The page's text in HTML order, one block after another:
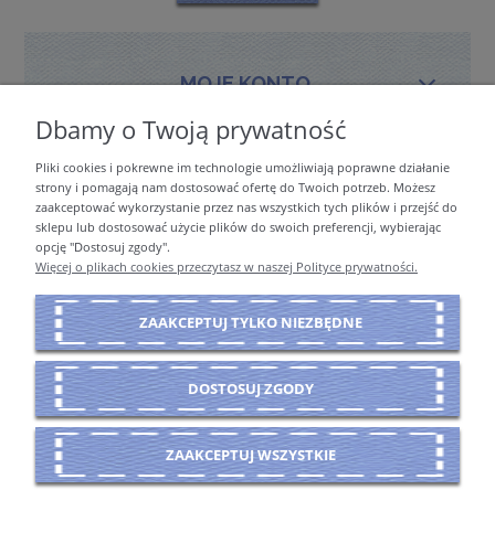
MOJE KONTO
PŁATNOŚCI I DOSTAWA
INFORMACJE
O NAS
POKAŻ PEŁNĄ WERSJĘ STRONY
Sklep internetowy Shoper Premium
Dbamy o Twoją prywatność
Pliki cookies i pokrewne im technologie umożliwiają poprawne działanie
strony i pomagają nam dostosować ofertę do Twoich potrzeb. Możesz
zaakceptować wykorzystanie przez nas wszystkich tych plików i przejść do
sklepu lub dostosować użycie plików do swoich preferencji, wybierając
opcję "Dostosuj zgody".
Więcej o plikach cookies przeczytasz w naszej Polityce prywatności.
ZAAKCEPTUJ TYLKO NIEZBĘDNE
DOSTOSUJ ZGODY
ZAAKCEPTUJ WSZYSTKIE